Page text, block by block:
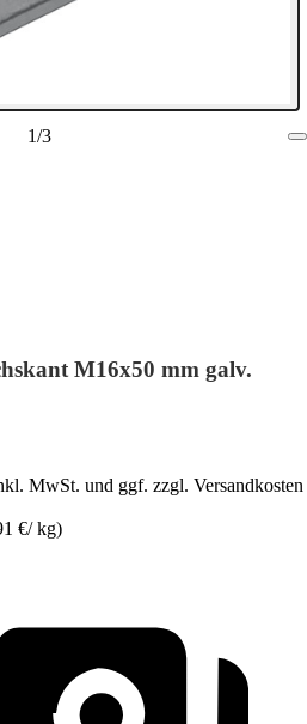
1/3
M16x50 mm galv.
MwSt. und ggf. zzgl. Versandkosten
€/ kg)